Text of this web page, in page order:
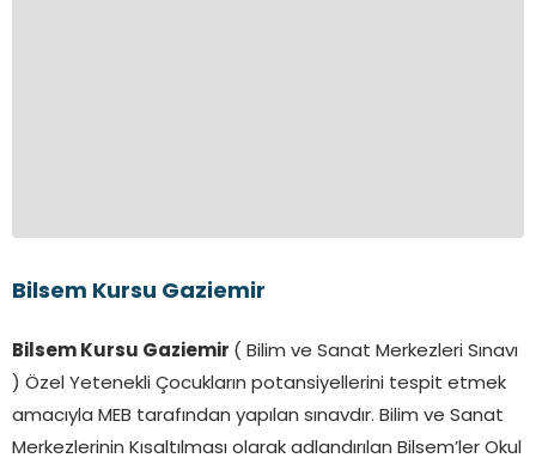
Bilsem Kursu Gaziemir
Bilsem Kursu Gaziemir ( Bilim ve Sanat Merkezleri Sınavı
) Özel Yetenekli Çocukların potansiyellerini tespit etmek
amacıyla MEB tarafından yapılan sınavdır. Bilim ve Sanat
Merkezlerinin Kısaltılması olarak adlandırılan Bilsem’ler Okul